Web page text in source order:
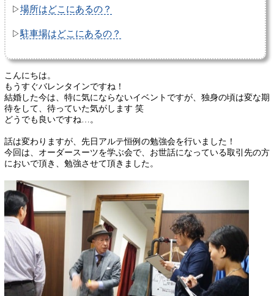
▷ 場所はどこにあるの？
▷ 駐車場はどこにあるの？
こんにちは。
もうすぐバレンタインですね！
結婚した今は、特に気にならないイベントですが、独身の頃は変な期
待をして、待っていた気がします 笑
どうでも良いですね…。
話は変わりますが、先日アルテ恒例の勉強会を行いました！
今回は、オーダースーツを学ぶ会で、お世話になっている取引先の方
においで頂き、勉強させて頂きました。